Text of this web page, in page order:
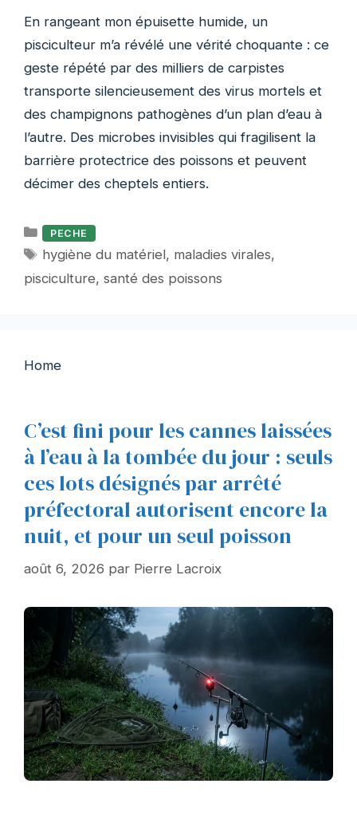
En rangeant mon épuisette humide, un
pisciculteur m’a révélé une vérité choquante : ce
geste répété par des milliers de carpistes
transporte silencieusement des virus mortels et
des champignons pathogènes d’un plan d’eau à
l’autre. Des microbes invisibles qui fragilisent la
barrière protectrice des poissons et peuvent
décimer des cheptels entiers.
Catégories
PECHE
Étiquettes
hygiène du matériel, maladies virales,
pisciculture, santé des poissons
Home
C’est fini pour les cannes laissées
à l’eau à la tombée du jour : seuls
ces lots désignés par arrêté
préfectoral autorisent encore la
nuit, et pour un seul poisson
août 6, 2026 par Pierre Lacroix